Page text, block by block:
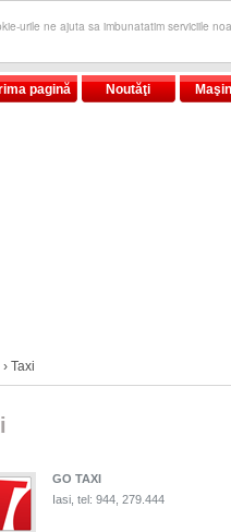
urile ne ajuta sa imbunatatim serviciile
pagină Noutăţi
› Taxi
GO TAXI
Iasi, tel: 944, 279.444